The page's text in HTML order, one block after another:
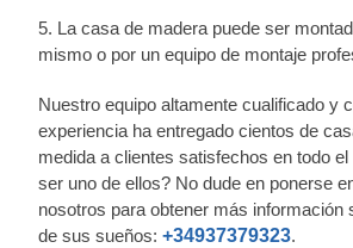
5. La casa de madera puede ser
mismo o por un equipo de montaje
Nuestro equipo altamente cualificado y
experiencia ha entregado cientos de
medida a clientes satisfechos en todo
ser uno de ellos? No dude en ponerse
nosotros para obtener más información
de sus sueños: +34937379323.